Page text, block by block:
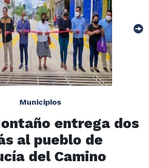
Municipios
entrega dos
al pueblo de
del Camino